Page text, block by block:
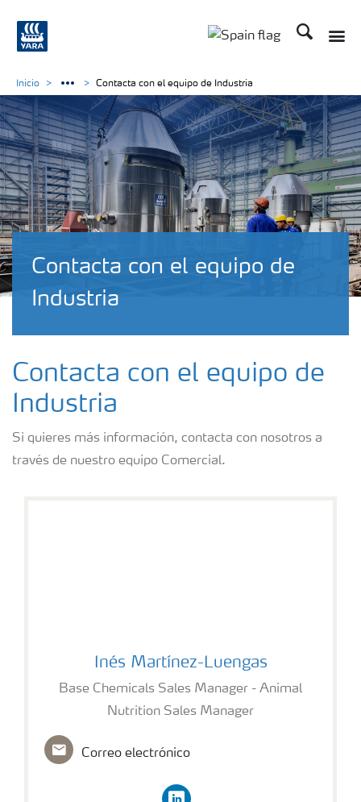
Buscar
Contacta con el equipo de
Industria
Inicio Contacta con el equipo de Industria
Contacta con el equipo de
Industria
Si quieres más información, contacta con nosotros a
través de nuestro equipo Comercial.
Inés Martínez-Luengas
Base Chemicals Sales Manager - Animal
Nutrition Sales Manager
Correo electrónico
linkedin